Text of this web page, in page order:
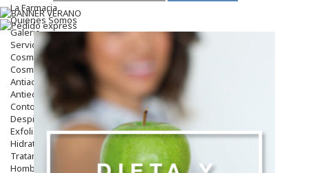
La Farmacia
Quienes Somos
Galeria
Servicios
Cosmética
Cosmética Facial
Antiacné
Antiedad
Contorno De Ojos
Despigmentantes
Exfoliantes
Hidratantes
Tratamientos De Noche
Hombre